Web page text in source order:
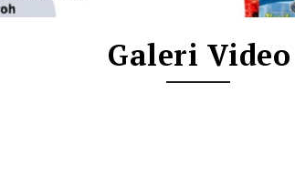
Galeri Video